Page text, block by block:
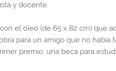
y docente.
el óleo (de 65 x 82 cm) que
para un amigo que no había
premio, una beca para